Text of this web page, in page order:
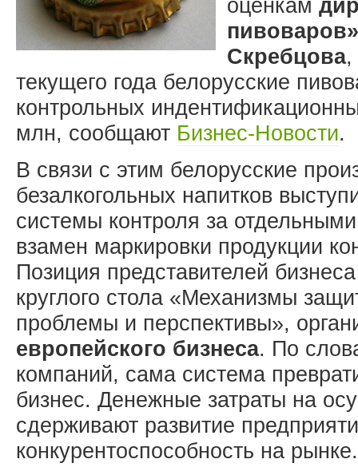
оценкам
Скребцова,
текущего года белорусские
контрольных
млн, сообщают Бизнес-Новости.
В связи с этим белорусские
безалкогольных напитков
системы контроля за
взамен маркировки продукции
Позиция представителей
круглого стола «Механизмы
проблемы и перспективы»,
европейского бизнеса. По
компаний, сама система
бизнес. Денежные затраты на
сдерживают развитие
конкурентоспособность на рынке.